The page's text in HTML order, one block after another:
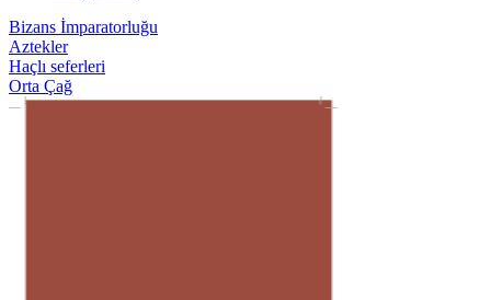
Bizans İmparatorluğu
Aztekler
Haçlı seferleri
Orta Çağ